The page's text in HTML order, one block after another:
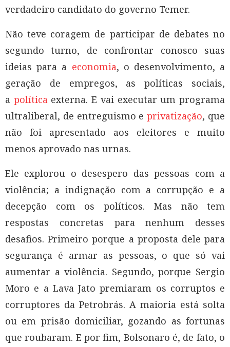
verdadeiro candidato do governo Temer.
Não teve coragem de participar de debates no
segundo turno, de confrontar conosco suas
ideias para a economia, o desenvolvimento, a
geração de empregos, as políticas sociais,
a políticaexterna. E vai executar um programa
ultraliberal, de entreguismo eprivatização, que
não foi apresentado aos eleitores e muito
menos aprovado nas urnas.
Ele explorou o desespero das pessoas com a
violência; a indignação com a corrupção e a
decepção com os políticos. Mas não tem
respostas concretas para nenhum desses
desafios. Primeiro porque a proposta dele para
segurança é armar as pessoas, o que só vai
aumentar a violência. Segundo, porque Sergio
Moro e a Lava Jato premiaram os corruptos e
corruptores da Petrobrás. A maioria está solta
ou em prisão domiciliar, gozando as fortunas
que roubaram. E por fim, Bolsonaro é, de fato, o